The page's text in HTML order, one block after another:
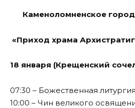
Каменоломненское
«Приход храма
18 января (Крещенский
07:30 – Божественная
10:00 – Чин великого